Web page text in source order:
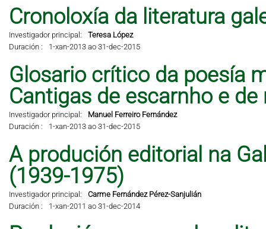
Cronoloxía da literatura
Investigador principal:
Teresa López
Duración :
1-xan-2013 ao 31-dec-2015
Glosario crítico da poesía
Cantigas de escarnho e de
Investigador principal:
Manuel Ferreiro Fernández
Duración :
1-xan-2013 ao 31-dec-2015
A produción editorial na
(1939-1975)
Investigador principal:
Carme Fernández Pérez-Sanjulián
Duración :
1-xan-2011 ao 31-dec-2014